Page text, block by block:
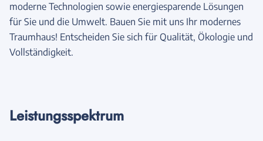
moderne Technologien sowie energiesparende Lösungen
für Sie und die Umwelt. Bauen Sie mit uns Ihr modernes
Traumhaus! Entscheiden Sie sich für Qualität, Ökologie und
Vollständigkeit.
Leistungsspektrum